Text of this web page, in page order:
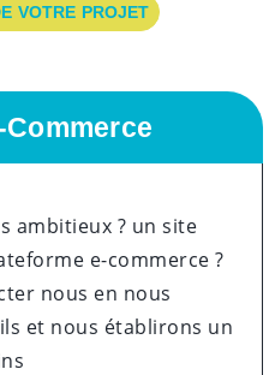
VOTRE PROJET
Commerce
ambitieux ? un site
e-commerce ?
nous en nous
et nous établirons un